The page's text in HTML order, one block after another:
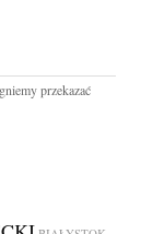
przekazać